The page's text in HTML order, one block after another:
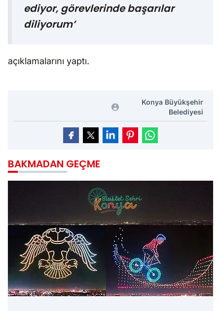
ediyor, görevlerinde başarılar
diliyorum’
açıklamalarını yaptı.
Konya Büyükşehir
Belediyesi
BAKMADAN GEÇME